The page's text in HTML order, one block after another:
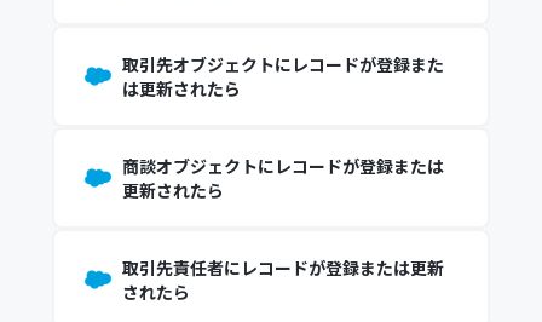
取引先オブジェクトにレコードが登録また
は更新されたら
商談オブジェクトにレコードが登録または
更新されたら
取引先責任者にレコードが登録または更新
されたら